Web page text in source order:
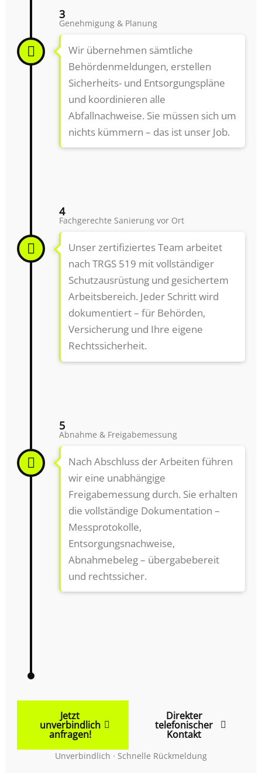
3
Genehmigung & Planung
Wir übernehmen sämtliche
Behördenmeldungen, erstellen
Sicherheits- und Entsorgungspläne
und koordinieren alle
Abfallnachweise. Sie müssen sich um
nichts kümmern – das ist unser Job.
4
Fachgerechte Sanierung vor Ort
Unser zertifiziertes Team arbeitet
nach TRGS 519 mit vollständiger
Schutzausrüstung und gesichertem
Arbeitsbereich. Jeder Schritt wird
dokumentiert – für Behörden,
Versicherung und Ihre eigene
Rechtssicherheit.
5
Abnahme & Freigabemessung
Nach Abschluss der Arbeiten führen
wir eine unabhängige
Freigabemessung durch. Sie erhalten
die vollständige Dokumentation –
Messprotokolle,
Entsorgungsnachweise,
Abnahmebeleg – übergabebereit
und rechtssicher.
Jetzt
unverbindlich
anfragen!
Direkter
telefonischer
Kontakt
Unverbindlich · Schnelle Rückmeldung